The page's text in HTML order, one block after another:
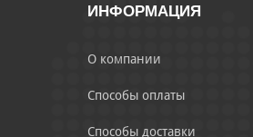
ИНФОРМАЦИЯ
О компании
Способы оплаты
Способы доставки